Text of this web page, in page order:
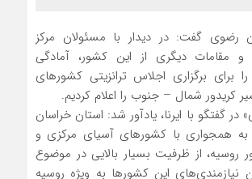
رضوی گفت: در دیدار با مسئولان مرکز
و مقامات دیگری از این کشور، آمادگی
برای برگزاری اجلاس ترانزیتی کشورهای
کریدور شمال – جنوب را اعلام کردیم.
در گفتگو با ایرنا، یادآور شد: استان خراسان
همجواری با کشورهای آسیای مرکزی و
روسیه، از ظرفیت بسیار بالایی در موضوع
نیازمندی‌های این کشورها به ویژه روسیه